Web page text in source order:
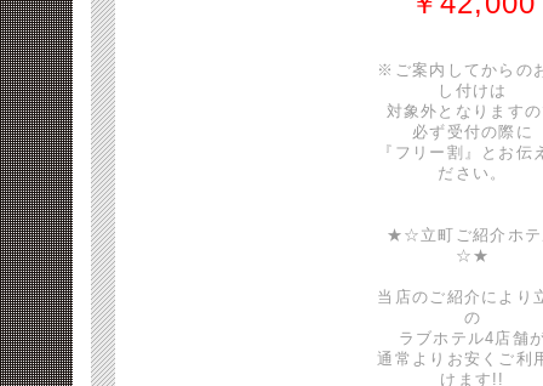
※ご案内してからの
し付けは
対象外となります
必ず受付の際に
『フリー割』とお伝
ださい。
★☆立町ご紹介ホ
☆★
当店のご紹介により
の
ラブホテル4店舗
通常よりお安くご利
けます!!